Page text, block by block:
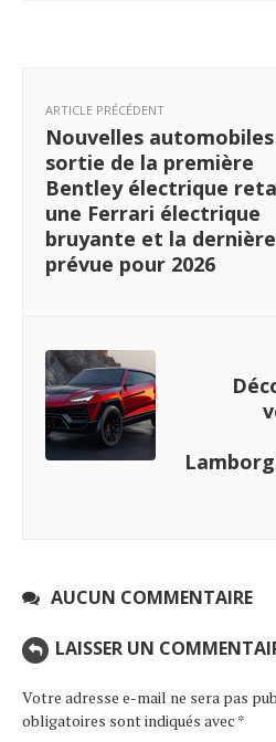
ARTICLE PRÉCÉDENT
Nouvelles
sortie de la première
Bentley électrique
une Ferrari électrique
bruyante et la dernière
prévue pour 2026
AUCUN COMMENTAIRE
LAISSER UN
Votre adresse e-mail ne sera pas
obligatoires sont indiqués avec *